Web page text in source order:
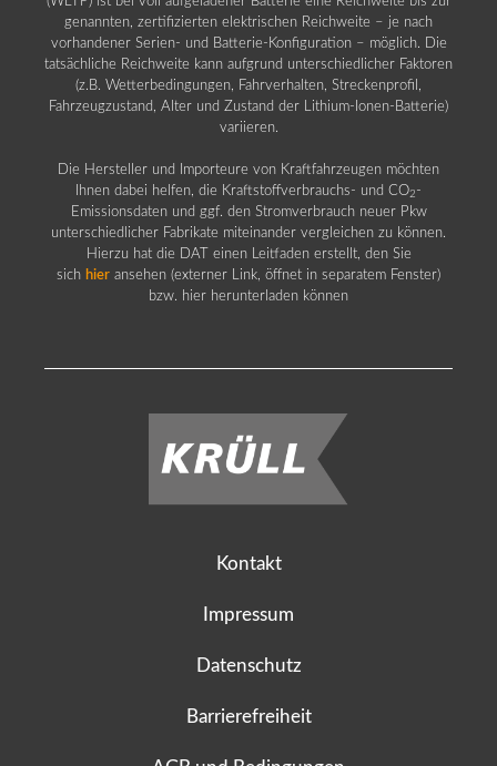
genannten, zertifizierten elektrischen Reichweite – je nach
vorhandener Serien- und Batterie-Konfiguration – möglich. Die
tatsächliche Reichweite kann aufgrund unterschiedlicher Faktoren
(z.B. Wetterbedingungen, Fahrverhalten, Streckenprofil,
Fahrzeugzustand, Alter und Zustand der Lithium-Ionen-Batterie)
variieren.
Die Hersteller und Importeure von Kraftfahrzeugen möchten
Ihnen dabei helfen, die Kraftstoffverbrauchs- und CO2 -
Emissionsdaten und ggf. den Stromverbrauch neuer Pkw
unterschiedlicher Fabrikate miteinander vergleichen zu können.
Hierzu hat die DAT einen Leitfaden erstellt, den Sie
sich hier ansehen (externer Link, öffnet in separatem Fenster)
bzw. hier herunterladen können
Kontakt
Impressum
Datenschutz
Barrierefreiheit